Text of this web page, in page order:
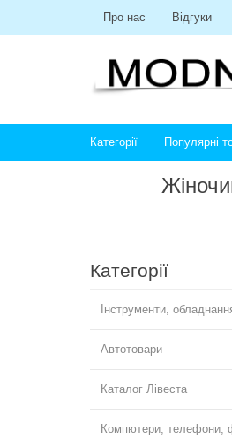
Про нас Відгуки
Категорії Популярні
Категорії
Інструменти,
Автотовари
Каталог Лівеста
Компютери, телефони,